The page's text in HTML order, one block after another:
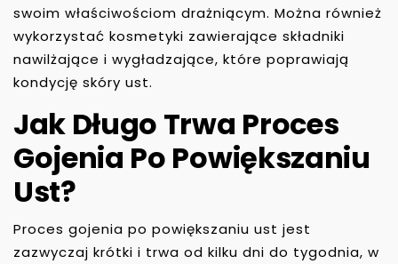
swoim właściwościom drażniącym. Można również
wykorzystać kosmetyki zawierające składniki
nawilżające i wygładzające, które poprawiają
kondycję skóry ust.
Jak Długo Trwa Proces
Gojenia Po Powiększaniu
Ust?
Proces gojenia po powiększaniu ust jest
zazwyczaj krótki i trwa od kilku dni do tygodnia, w